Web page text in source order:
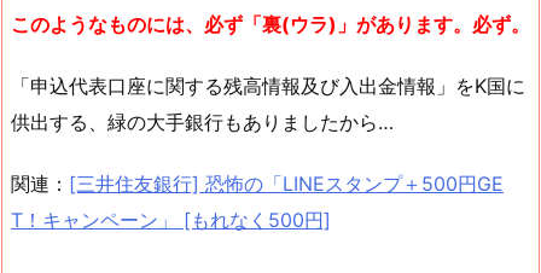
このようなものには、必ず「裏(ウラ)」があります。必ず。
「申込代表口座に関する残高情報及び入出金情報」をK国に
供出する、緑の大手銀行もありましたから…
関連： [三井住友銀行] 恐怖の「LINEスタンプ＋500円GE
T！キャンペーン」 [もれなく500円]